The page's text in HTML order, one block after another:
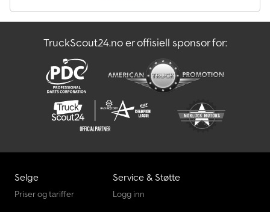
TruckScout24.no er offisiell sponsor for:
Selge
Priser og tariffer
Service & Støtte
Logg inn